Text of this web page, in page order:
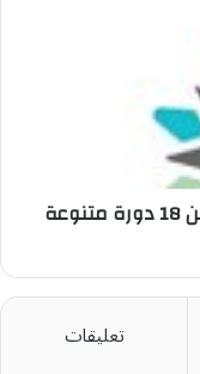
التدريب التقني في منطقة عسير يعلن 18 دورة متنوعة
تعليقات